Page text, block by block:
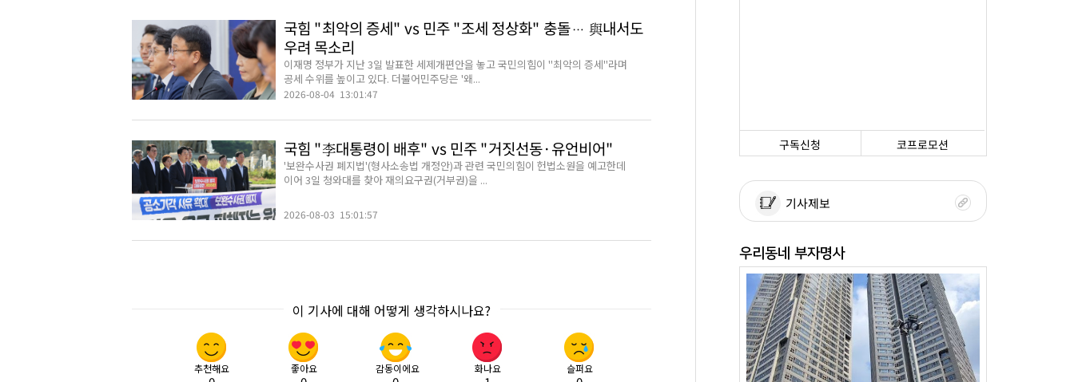
국힘 "최악의 증세" vs 민주 "조세 정상화" 충돌… 與내서도
우려 목소리
이재명 정부가 지난 3일 발표한 세제개편안을 놓고 국민의힘이 "최악의 증세"라며
공세 수위를 높이고 있다. 더불어민주당은 '왜...
2026-08-04 13:01:47
국힘 "李대통령이 배후" vs 민주 "거짓선동·유언비어"
'보완수사권 폐지법'(형사소송법 개정안)과 관련 국민의힘이 헌법소원을 예고한데
이어 3일 청와대를 찾아 재의요구권(거부권)을 ...
2026-08-03 15:01:57
이 기사에 대해 어떻게 생각하시나요?
추천해요 좋아요 감동이에요 화나요 슬퍼요
구독신청 코프로모션
기사제보
우리동네 부자명사